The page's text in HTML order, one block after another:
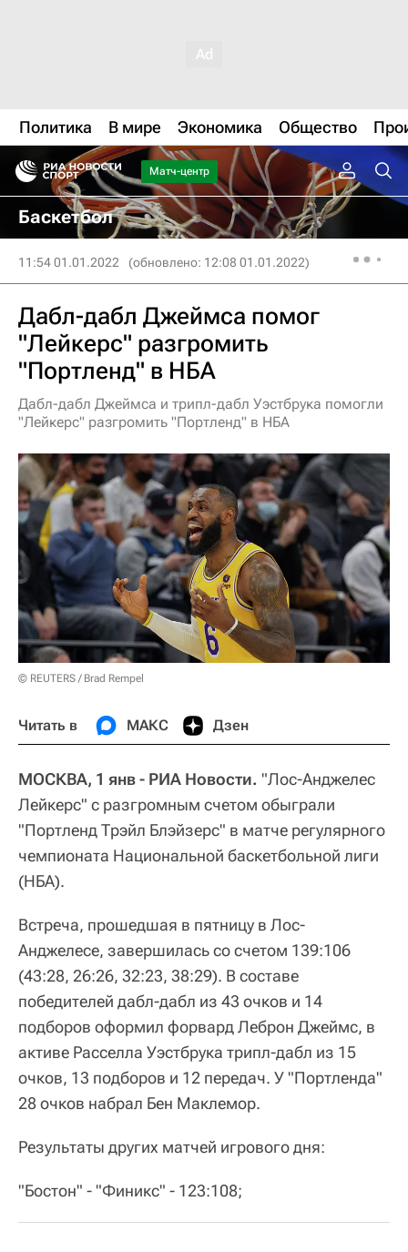
Политика В мире Экономика Общество
Матч-центр
Баскетбол
11:54 01.01.2022 (обновлено: 12:08 01.01.2022)
Дабл-дабл Джеймса помог
"Лейкерс" разгромить
"Портленд" в НБА
Дабл-дабл Джеймса и трипл-дабл Уэстбрука помогли
"Лейкерс" разгромить "Портленд" в НБА
© REUTERS / Brad Rempel
Читать в МАКС Дзен
МОСКВА, 1 янв - РИА Новости. "Лос-Анджелес
Лейкерс" с разгромным счетом обыграли
"Портленд Трэйл Блэйзерс" в матче регулярного
чемпионата Национальной баскетбольной лиги
(НБА).
Встреча, прошедшая в пятницу в Лос-
Анджелесе, завершилась со счетом 139:106
(43:28, 26:26, 32:23, 38:29). В составе
победителей дабл-дабл из 43 очков и 14
подборов оформил форвард Леброн Джеймс, в
активе Расселла Уэстбрука трипл-дабл из 15
очков, 13 подборов и 12 передач. У "Портленда"
28 очков набрал Бен Маклемор.
Результаты других матчей игрового дня:
"Бостон" - "Финикс" - 123:108;